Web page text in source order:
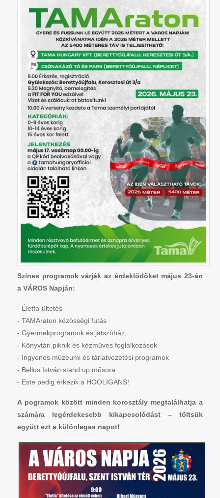
Színes programok várják az érdeklődőket május 23-án
a VÁROS Napján:
- Életfa-ültetés
- TAMAraton közösségi futás
- Gyermekprogramok és játszóház
- Könyvtári piknik és kézműves foglalkozások
- Ingyenes múzeumi és tárlatvezetési programok
- Bellus István stand up műsora
- Este pedig érkezik a HOOLIGANS!
A pogramok között minden korosztály megtalálhatja a
számára legérdekesebb kikapcsolódást – töltsük
együtt ezt a különleges napot!